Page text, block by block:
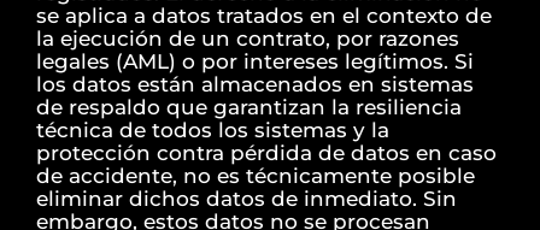
se aplica a datos tratados en el contexto de
la ejecución de un contrato, por razones
legales (AML) o por intereses legítimos. Si
los datos están almacenados en sistemas
de respaldo que garantizan la resiliencia
técnica de todos los sistemas y la
protección contra pérdida de datos en caso
de accidente, no es técnicamente posible
eliminar dichos datos de inmediato. Sin
embargo, estos datos no se procesan